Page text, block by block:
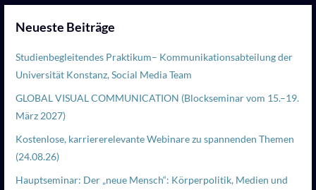
Neueste Beiträge
Studienbegleitendes Praktikum– Kommunikationsabteilung der
Universität Konstanz, Social Media Team
GLOBAL VISUAL COMMUNICATION (Blockseminar vom 15.–19.
März 2027)
Kostenlose, karriererelevante Webinare zu spannenden Themen
(24.08.26)
Hauptseminar: Der „neue Mensch“: Körperpolitik, Medien und